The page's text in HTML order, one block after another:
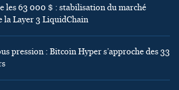
les 63 000 $ : stabilisation du marché
la Layer 3 LiquidChain
pression : Bitcoin Hyper s’approche des 33